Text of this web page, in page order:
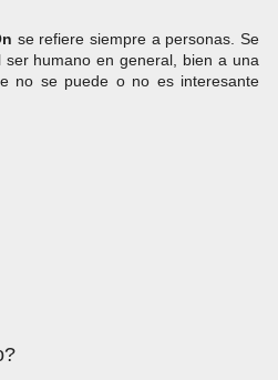
se refiere siempre a personas. Se
humano en general, bien a una
no se puede o no es interesante